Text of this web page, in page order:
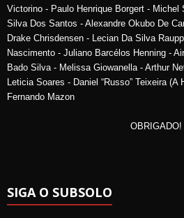
Victorino - Paulo Henrique Borgert - Michel
Silva Dos Santos - Alexandre Okubo De
Drake Chrisdensen - Lecian Da Silva
Nascimento - Juliano Barcélos Henning -
Bado Silva - Melissa Giowanella - Arthur
Leticia Soares - Daniel “Russo” Teixeira
Fernando Mazon
OBRIGADO!
SIGA O SUBSOLO